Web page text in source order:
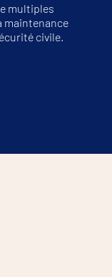
multiples
maintenance
civile.